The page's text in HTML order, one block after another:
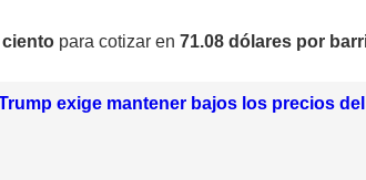
ciento para cotizar en 71.08 dólares por
exige mantener bajos los precios